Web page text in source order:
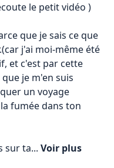
le petit vidéo )
que je sais ce que
j'ai moi-même été
et c'est par cette
je m'en suis
un voyage
fumée dans ton
sur ta... Voir plus